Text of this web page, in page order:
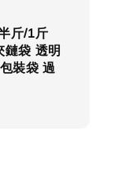
斤/1斤
鏈袋 透明
裝袋 過